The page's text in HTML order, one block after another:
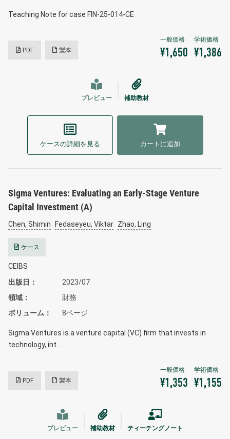
Teaching Note for case FIN-25-014-CE
PDF 製本 ¥1,650 ¥1,386
プレビュー 補助教材
ケースの詳細を見る カートに追加
Sigma Ventures: Evaluating an Early-Stage Venture
Capital Investment (A)
Chen, Shimin Fedaseyeu, Viktar Zhao, Ling
ケース
CEIBS
出版日
2023/07
領域
財務
ボリューム
8ページ
Sigma Ventures is a venture capital (VC) firm that invests in
technology, int…
PDF 製本 ¥1,353 ¥1,155
プレビュー 補助教材 ティーチングノート